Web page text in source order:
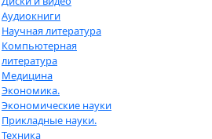
Аудиокниги
Научная литература
Компьютерная
литература
Медицина
Экономика.
Экономические науки
Прикладные науки.
Техника